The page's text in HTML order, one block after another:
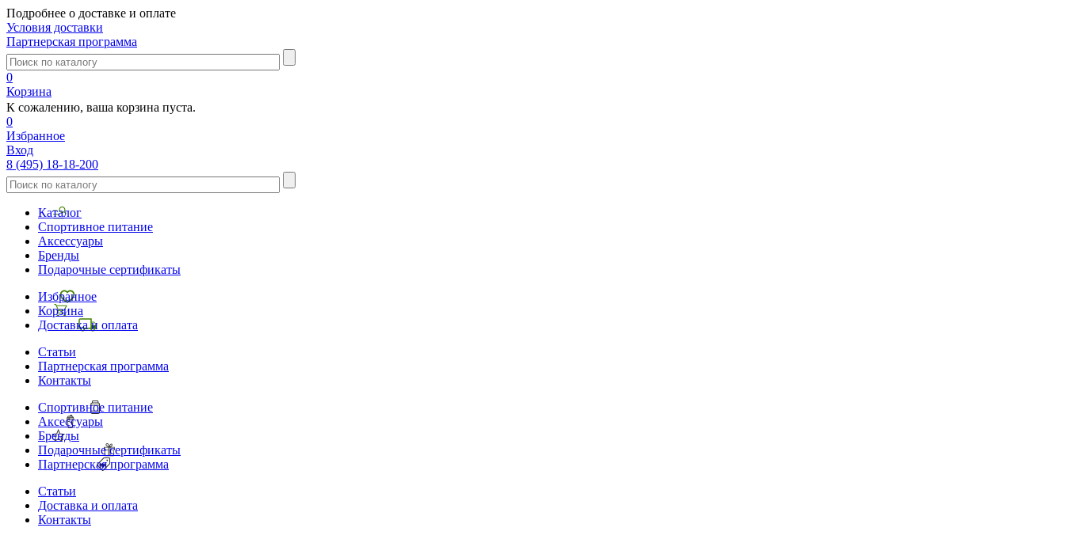
Подробнее о доставке и оплате
Условия доставки
Партнерская программа
0
Корзина
К сожалению, ваша корзина пуста.
0
Избранное
Вход
8 (495) 18-18-200
Каталог
Спортивное питание
Аксессуары
Бренды
Подарочные сертификаты
Избранное
Корзина
Доставка и оплата
Статьи
Партнерская программа
Контакты
Спортивное питание
Аксессуары
Бренды
Подарочные сертификаты
Партнерская программа
Статьи
Доставка и оплата
Контакты